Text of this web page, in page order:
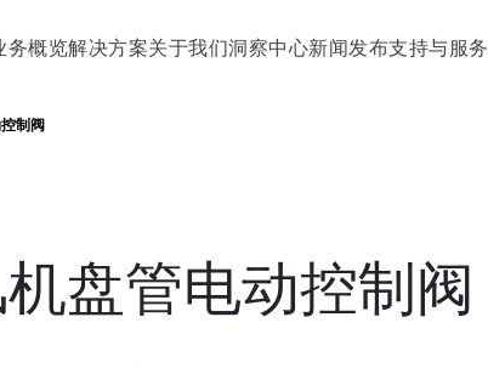
务概览解决方案关于我们洞察中心新闻发布支持与服务
制阀
盘管电动控制阀